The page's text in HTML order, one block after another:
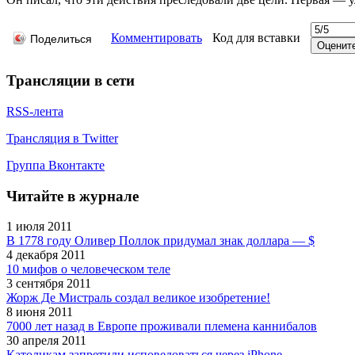
Поделиться Комментировать Код для вставки
Трансляции в сети
RSS-лента
Трансляция в Twitter
Группа Вконтакте
Читайте в журнале
1 июля 2011
В 1778 году Оливер Поллок придумал знак доллара — $
4 декабря 2011
10 мифов о человеческом теле
3 сентября 2011
Жорж Де Мистраль создал великое изобретение!
8 июня 2011
7000 лет назад в Европе проживали племена каннибалов
30 апреля 2011